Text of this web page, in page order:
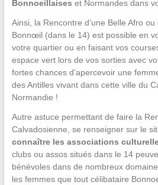
Bonnoeillaises et Normandes dans
Ainsi, la Rencontre d’une Belle Afro ou
Bonnœil (dans le 14) est possible en
votre quartier ou en faisant vos
espace vert lors de vos sorties avec
fortes chances d’apercevoir une
des Antilles vivant dans cette ville du
Normandie !
Autre astuce permettant de faire la
Calvadosienne, se renseigner sur le
connaître les associations
clubs ou assos situés dans le 14
bénévoles dans de nombreux
les femmes que tout célibataire